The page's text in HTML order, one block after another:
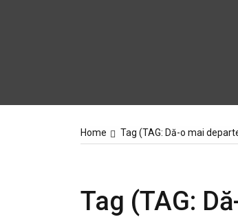
Home Tag (TAG: Dă-o mai
Tag (TAG: